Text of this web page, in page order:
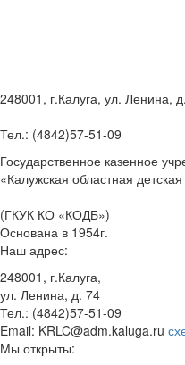
248001, г.Калуга, ул. Ленина,
Тел.: (4842)57-51-09
Государственное казенное
«Калужская областная
(ГКУК КО «КОДБ»)
Основана в 1954г.
Наш адрес:
248001, г.Калуга,
ул. Ленина, д. 74
Тел.: (4842)57-51-09
Email: KRLC@adm.kaluga.ru
Мы открыты: